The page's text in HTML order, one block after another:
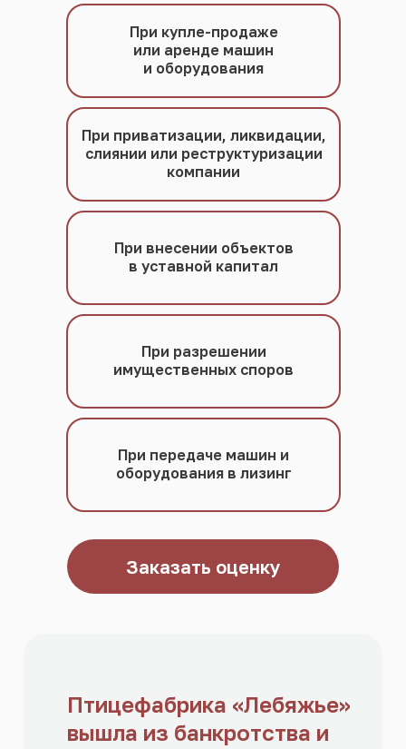
Заказать оценку
При внесении объектов
в уставной капитал
При купле-продаже
или аренде машин
и оборудования
При разрешении
имущественных споров
При приватизации, ликвидации,
слиянии или реструктуризации
компании
При передаче машин и
оборудования в лизинг
Птицефабрика «Лебяжье»
вышла из банкротства и